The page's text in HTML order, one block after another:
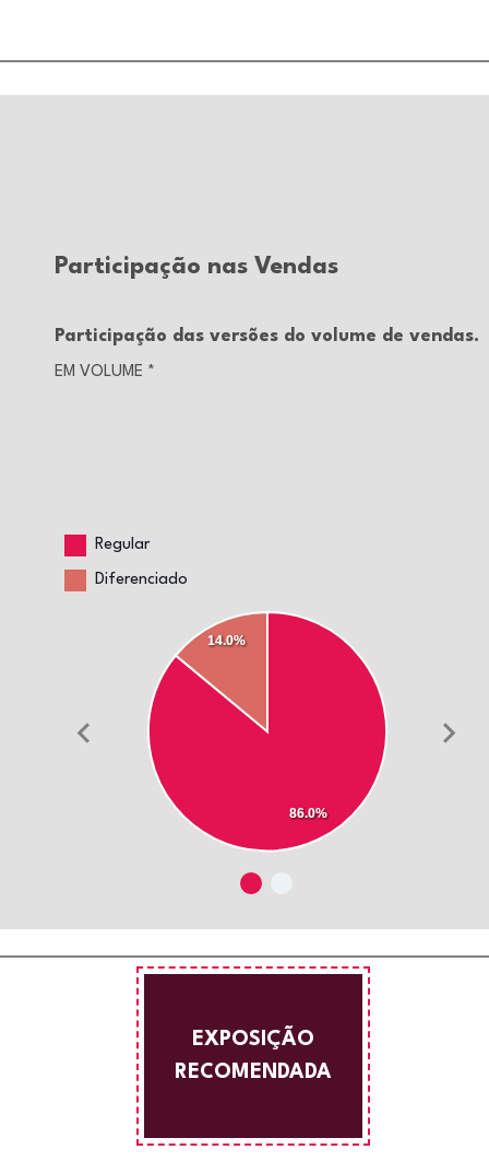
Participação nas Vendas
Participação das versões do volume de vendas.
EM VOLUME *
Regular
Diferenciado
86.0%
14.0%
EXPOSIÇÃO
RECOMENDADA